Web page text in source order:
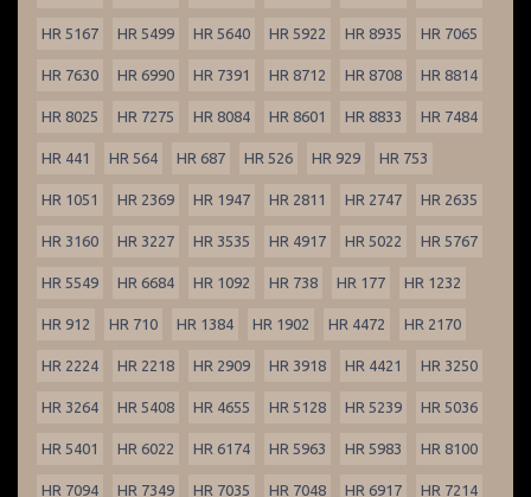
HR 5167 HR 5499 HR 5640 HR 5922 HR 8935 HR 7065
HR 7630 HR 6990 HR 7391 HR 8712 HR 8708 HR 8814
HR 8025 HR 7275 HR 8084 HR 8601 HR 8833 HR 7484
HR 441 HR 564 HR 687 HR 526 HR 929 HR 753
HR 1051 HR 2369 HR 1947 HR 2811 HR 2747 HR 2635
HR 3160 HR 3227 HR 3535 HR 4917 HR 5022 HR 5767
HR 5549 HR 6684 HR 1092 HR 738 HR 177 HR 1232
HR 912 HR 710 HR 1384 HR 1902 HR 4472 HR 2170
HR 2224 HR 2218 HR 2909 HR 3918 HR 4421 HR 3250
HR 3264 HR 5408 HR 4655 HR 5128 HR 5239 HR 5036
HR 5401 HR 6022 HR 6174 HR 5963 HR 5983 HR 8100
HR 7094 HR 7349 HR 7035 HR 7048 HR 6917 HR 7214